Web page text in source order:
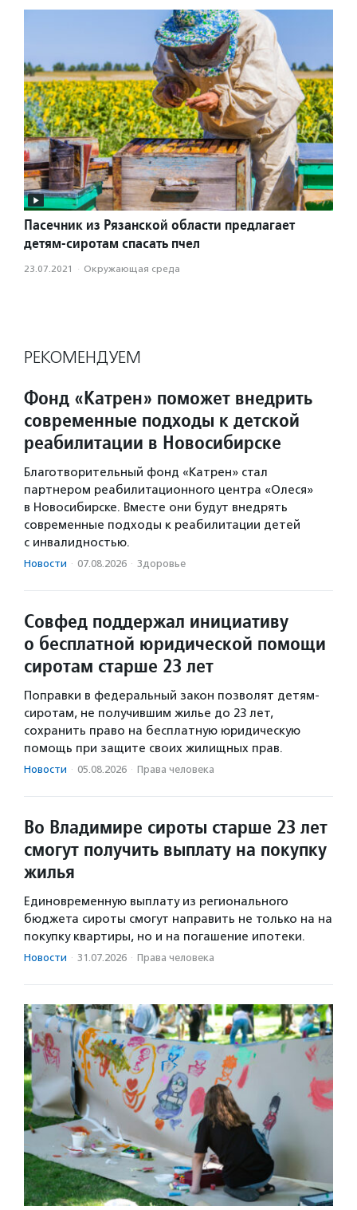
Пасечник из Рязанской области предлагает
детям-сиротам спасать пчел
23.07.2021 · Окружающая среда
РЕКОМЕНДУЕМ
Фонд «Катрен» поможет внедрить
современные подходы к детской
реабилитации в Новосибирске
Благотворительный фонд «Катрен» стал
партнером реабилитационного центра «Олеся»
в Новосибирске. Вместе они будут внедрять
современные подходы к реабилитации детей
с инвалидностью.
Новости · 07.08.2026 · Здоровье
Совфед поддержал инициативу
о бесплатной юридической помощи
сиротам старше 23 лет
Поправки в федеральный закон позволят детям-
сиротам, не получившим жилье до 23 лет,
сохранить право на бесплатную юридическую
помощь при защите своих жилищных прав.
Новости · 05.08.2026 · Права человека
Во Владимире сироты старше 23 лет
смогут получить выплату на покупку
жилья
Единовременную выплату из регионального
бюджета сироты смогут направить не только на на
покупку квартиры, но и на погашение ипотеки.
Новости · 31.07.2026 · Права человека